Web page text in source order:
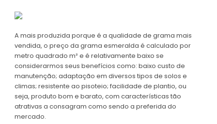
A mais produzida porque é a qualidade de grama mais
vendida, o preço da grama esmeralda é calculado por
metro quadrado m² e é relativamente baixo se
considerarmos seus benefícios como: baixo custo de
manutenção; adaptação em diversos tipos de solos e
climas; resistente ao pisoteio; facilidade de plantio, ou
seja, produto bom e barato, com características tão
atrativas a consagram como sendo a preferida do
mercado.